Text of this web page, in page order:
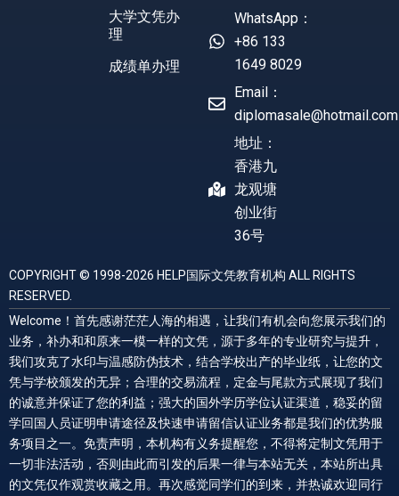
大学文凭办
理
成绩单办理
WhatsApp：
+86 133
1649 8029
Email：
diplomasale@hotmail.com
地址：
香港九
龙观塘
创业街
36号
COPYRIGHT © 1998-2026 HELP国际文凭教育机构 ALL RIGHTS
RESERVED.
Welcome！首先感谢茫茫人海的相遇，让我们有机会向您展示我们的
业务，补办和和原来一模一样的文凭，源于多年的专业研究与提升，
我们攻克了水印与温感防伪技术，结合学校出产的毕业纸，让您的文
凭与学校颁发的无异；合理的交易流程，定金与尾款方式展现了我们
的诚意并保证了您的利益；强大的国外学历学位认证渠道，稳妥的留
学回国人员证明申请途径及快速申请留信认证业务都是我们的优势服
务项目之一。免责声明，本机构有义务提醒您，不得将定制文凭用于
一切非法活动，否则由此而引发的后果一律与本站无关，本站所出具
的文凭仅作观赏收藏之用。再次感觉同学们的到来，并热诚欢迎同行